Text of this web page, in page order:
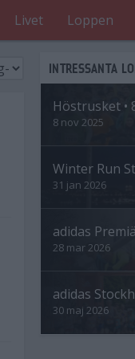
Livet Loppen
INTRESSANTA
Höstrusket •
8 nov 2025
Winter Run
31 jan 2026
adidas
28 mar 2026
adidas
30 maj 2026